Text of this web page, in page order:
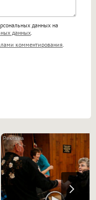
<s>, <big>,
<ul>, <ol>, <li>,
HTML,
будет
данных на
данных
комментирования